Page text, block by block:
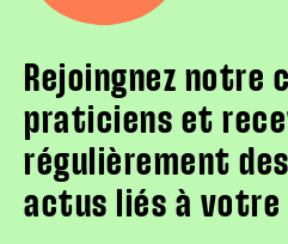
Rejoingnez notre
praticiens et
régulièrement
actus liés à